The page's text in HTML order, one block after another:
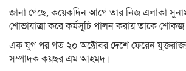
জানা গেছে, কয়েকদিন আগে তার নিজ এলাকা
শোভাযাত্রা করে কর্মসূচি পালন করায় তাকে শোকজ
এক যুগ পর গত ২০ অক্টোবর দেশে ফেরেন
সম্পাদক কয়ছর এম আহমদ।